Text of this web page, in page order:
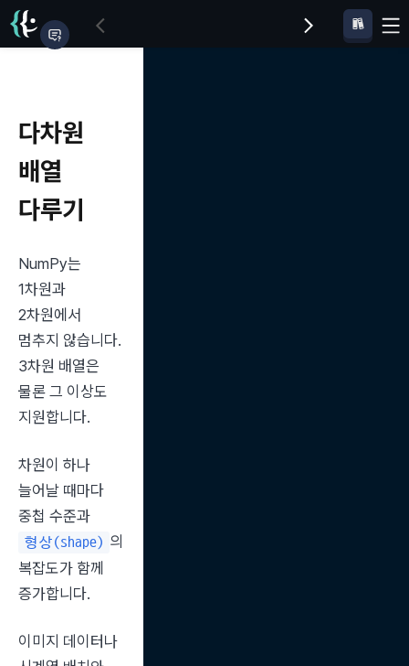
다차원
배열
다루기
NumPy는
1차원과
2차원에서
멈추지 않습니다.
3차원 배열은
물론 그 이상도
지원합니다.
차원이 하나
늘어날 때마다
형상(shape) 의
복잡도가 함께
증가합니다.
이미지 데이터나